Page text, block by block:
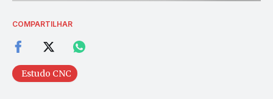
COMPARTILHAR
Estudo CNC